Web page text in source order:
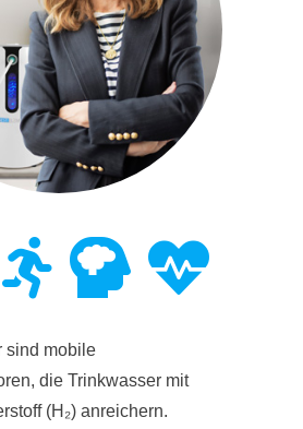
sind mobile
die Trinkwasser mit
(H₂) anreichern.